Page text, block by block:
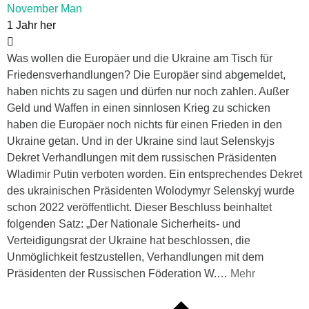
November Man
1 Jahr her
Was wollen die Europäer und die Ukraine am Tisch für
Friedensverhandlungen? Die Europäer sind abgemeldet,
haben nichts zu sagen und dürfen nur noch zahlen. Außer
Geld und Waffen in einen sinnlosen Krieg zu schicken
haben die Europäer noch nichts für einen Frieden in den
Ukraine getan. Und in der Ukraine sind laut Selenskyjs
Dekret Verhandlungen mit dem russischen Präsidenten
Wladimir Putin verboten worden. Ein entsprechendes Dekret
des ukrainischen Präsidenten Wolodymyr Selenskyj wurde
schon 2022 veröffentlicht. Dieser Beschluss beinhaltet
folgenden Satz: „Der Nationale Sicherheits- und
Verteidigungsrat der Ukraine hat beschlossen, die
Unmöglichkeit festzustellen, Verhandlungen mit dem
Präsidenten der Russischen Föderation W.… Mehr